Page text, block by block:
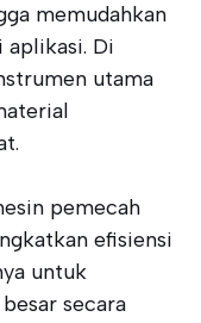
memudahkan
aplikasi. Di
utama
pemecah
efisiensi
untuk
secara